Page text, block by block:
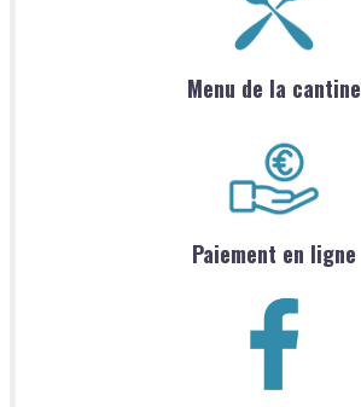
Menu de la cantine
Paiement en ligne